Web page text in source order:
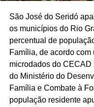
São José do Seridó
os municípios do Rio
percentual de
Família, de acordo
microdados do CECAD
do Ministério do
Família e Combate à
população residente